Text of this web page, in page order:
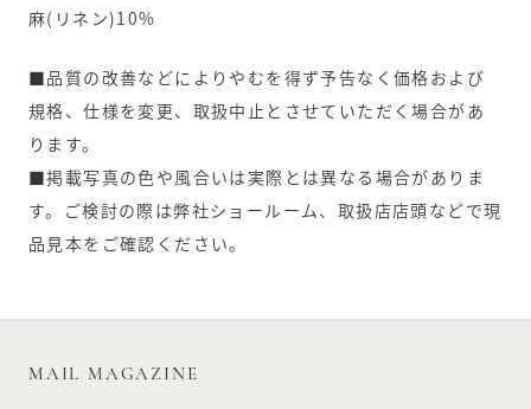
麻(リネン)10%
■品質の改善などによりやむを得ず予告なく価格および
規格、仕様を変更、取扱中止とさせていただく場合があ
ります。
■掲載写真の色や風合いは実際とは異なる場合がありま
す。ご検討の際は弊社ショールーム、取扱店店頭などで現
品見本をご確認ください。
MAIL MAGAZINE